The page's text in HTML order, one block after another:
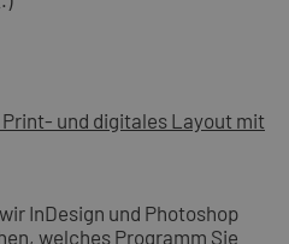
Print- und digitales Layout mit
InDesign und Photoshop
welches Programm Sie